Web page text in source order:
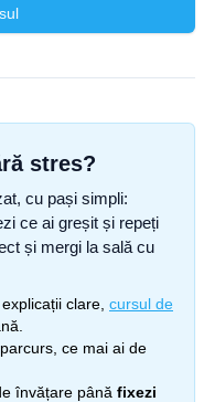
stres?
cu pași simpli:
ce ai greșit și repeți
și mergi la sală cu
explicații clare, cursul de
ce mai ai de
învățare până fixezi